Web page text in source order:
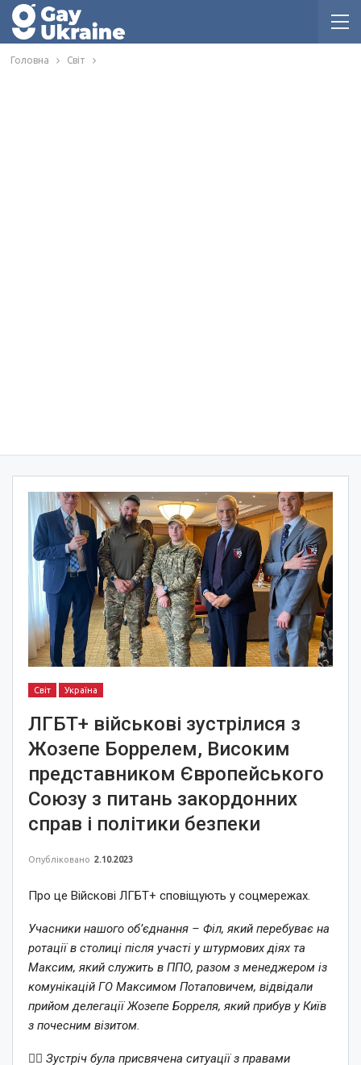
Головна Світ
Світ Україна
ЛГБТ+ військові зустрілися з
Жозепе Боррелем, Високим
представником Європейського
Союзу з питань закордонних
справ і політики безпеки
Опубліковано 2.10.2023
Про це Війскові ЛГБТ+ сповіщують у соцмережах.
Учасники нашого обʼєднання – Філ, який перебуває на
ротації в столиці після участі у штурмових діях та
Максим, який служить в ППО, разом з менеджером із
комунікацій ГО Максимом Потаповичем, відвідали
прийом делегації Жозепе Борреля, який прибув у Київ
з почесним візитом.
🏳️‍🌈 Зустріч була присвячена ситуації з правами